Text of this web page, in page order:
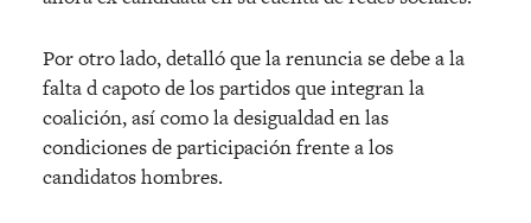
Por otro lado, detalló que la renuncia se debe a la
falta d capoto de los partidos que integran la
coalición, así como la desigualdad en las
condiciones de participación frente a los
candidatos hombres.